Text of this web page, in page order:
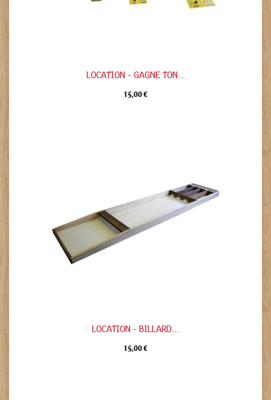
LOCATION - GAGNE TON...
15,00 €
LOCATION - BILLARD...
15,00 €